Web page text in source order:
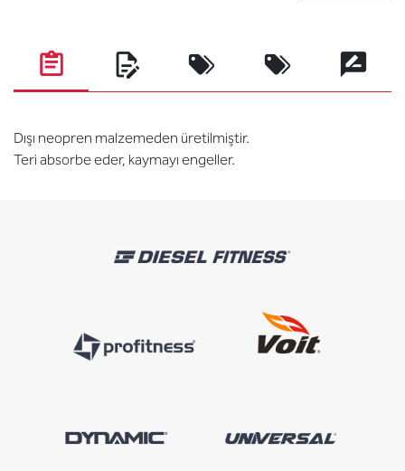
Dışı neopren malzemeden üretilmiştir.
Teri absorbe eder, kaymayı engeller.